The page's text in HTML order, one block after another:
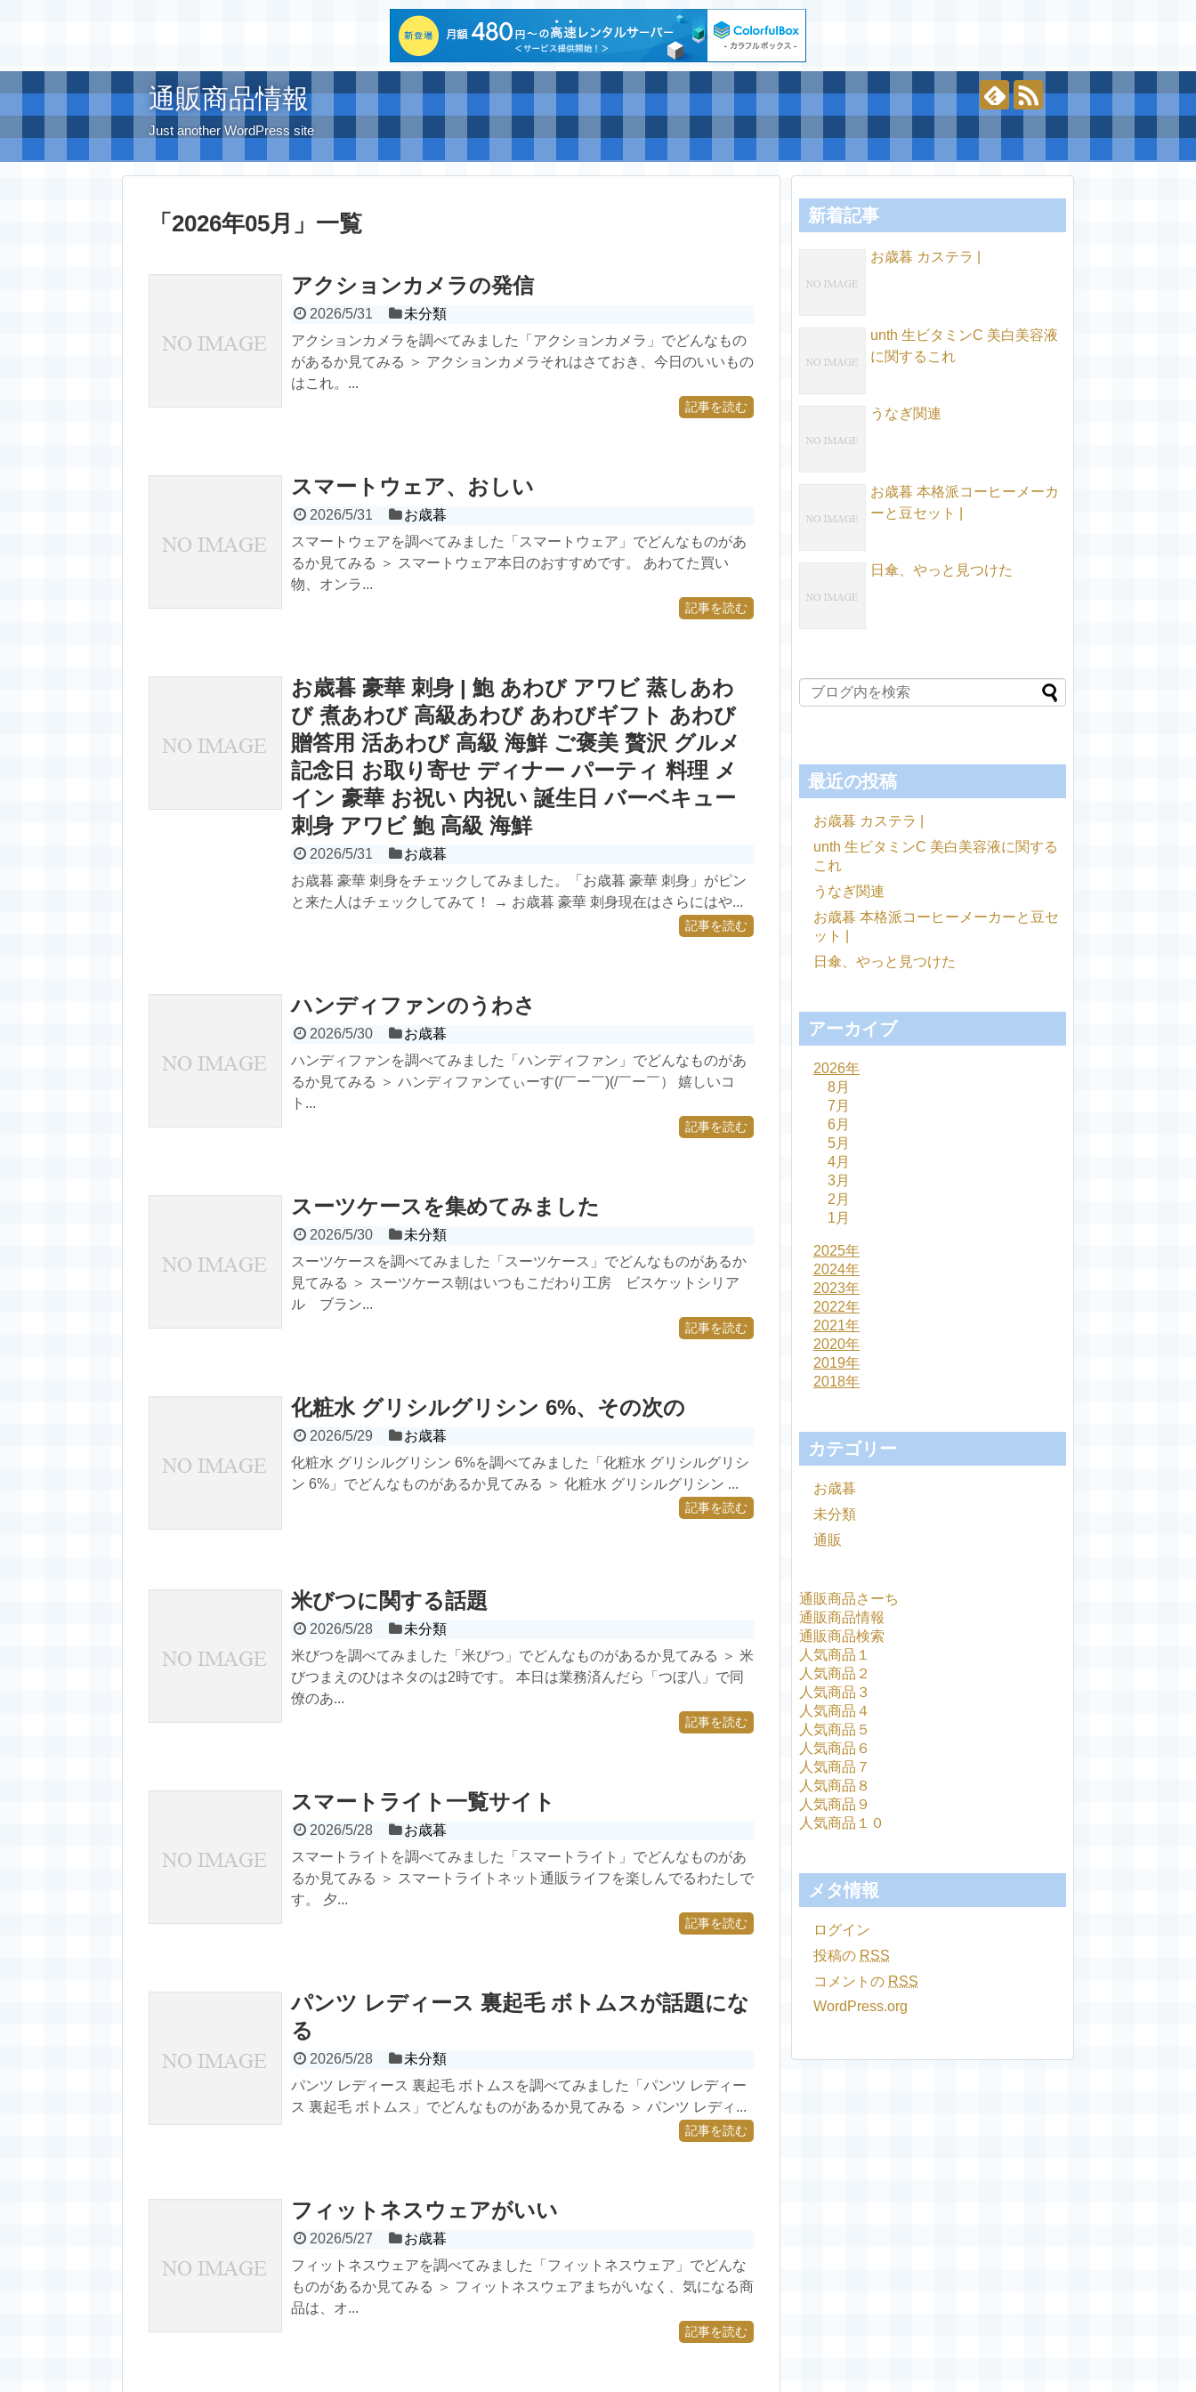
通販商品情報
Just another WordPress site
「 2026年05月 」 一覧
アクションカメラの発信
2026/5/31
未分類
アクションカメラを調べてみました「アクションカメラ」でどんなもの
があるか見てみる ＞ アクションカメラそれはさておき、今日のいいもの
はこれ。...
記事を読む
スマートウェア、おしい
2026/5/31
お歳暮
スマートウェアを調べてみました「スマートウェア」でどんなものがあ
るか見てみる ＞ スマートウェア本日のおすすめです。 あわてた買い
物、オンラ...
記事を読む
お歳暮 豪華 刺身 | 鮑 あわび アワビ 蒸しあわ
び 煮あわび 高級あわび あわびギフト あわび
贈答用 活あわび 高級 海鮮 ご褒美 贅沢 グルメ
記念日 お取り寄せ ディナー パーティ 料理 メ
イン 豪華 お祝い 内祝い 誕生日 バーベキュー
刺身 アワビ 鮑 高級 海鮮
2026/5/31
お歳暮
お歳暮 豪華 刺身をチェックしてみました。「お歳暮 豪華 刺身」がピン
と来た人はチェックしてみて！ → お歳暮 豪華 刺身現在はさらにはや...
記事を読む
ハンディファンのうわさ
2026/5/30
お歳暮
ハンディファンを調べてみました「ハンディファン」でどんなものがあ
るか見てみる ＞ ハンディファンてぃーす(/￣ー￣)(/￣ー￣） 嬉しいコ
ト...
記事を読む
スーツケースを集めてみました
2026/5/30
未分類
スーツケースを調べてみました「スーツケース」でどんなものがあるか
見てみる ＞ スーツケース朝はいつもこだわり工房 ビスケットシリア
ル ブラン...
記事を読む
化粧水 グリシルグリシン 6%、その次の
2026/5/29
お歳暮
化粧水 グリシルグリシン 6%を調べてみました「化粧水 グリシルグリシ
ン 6%」でどんなものがあるか見てみる ＞ 化粧水 グリシルグリシン ...
記事を読む
米びつに関する話題
2026/5/28
未分類
米びつを調べてみました「米びつ」でどんなものがあるか見てみる ＞ 米
びつまえのひはネタのは2時です。 本日は業務済んだら「つぼ八」で同
僚のあ...
記事を読む
スマートライト一覧サイト
2026/5/28
お歳暮
スマートライトを調べてみました「スマートライト」でどんなものがあ
るか見てみる ＞ スマートライトネット通販ライフを楽しんでるわたしで
す。 夕...
記事を読む
パンツ レディース 裏起毛 ボトムスが話題にな
る
2026/5/28
未分類
パンツ レディース 裏起毛 ボトムスを調べてみました「パンツ レディー
ス 裏起毛 ボトムス」でどんなものがあるか見てみる ＞ パンツ レディ...
記事を読む
フィットネスウェアがいい
2026/5/27
お歳暮
フィットネスウェアを調べてみました「フィットネスウェア」でどんな
ものがあるか見てみる ＞ フィットネスウェアまちがいなく、気になる商
品は、オ...
記事を読む
新着記事
お歳暮 カステラ |
unth 生ビタミンC 美白美容液
に関するこれ
うなぎ関連
お歳暮 本格派コーヒーメーカ
ーと豆セット |
日傘、やっと見つけた
最近の投稿
お歳暮 カステラ |
unth 生ビタミンC 美白美容液に関する
これ
うなぎ関連
お歳暮 本格派コーヒーメーカーと豆セ
ット |
日傘、やっと見つけた
アーカイブ
2026年
8月
7月
6月
5月
4月
3月
2月
1月
2025年
2024年
2023年
2022年
2021年
2020年
2019年
2018年
カテゴリー
お歳暮
未分類
通販
通販商品さーち
通販商品情報
通販商品検索
人気商品１
人気商品２
人気商品３
人気商品４
人気商品５
人気商品６
人気商品７
人気商品８
人気商品９
人気商品１０
メタ情報
ログイン
投稿の RSS
コメントの RSS
WordPress.org